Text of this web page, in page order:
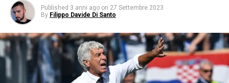
Published 3 anni ago on 27 Settembre 2023
By Filippo Davide Di Santo